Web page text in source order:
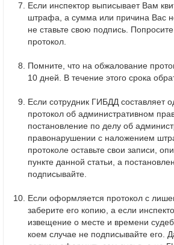
Если инспектор выписывает Вам
штрафа, а сумма или причина Вас
не ставьте свою подпись. Попросите
протокол.
Помните, что на обжалование
10 дней. В течение этого срока
Если сотрудник ГИБДД составляет
протокол об административном
постановление по делу об
правонарушении с наложением
протоколе оставьте свои записи,
пункте данной статьи, а
подписывайте.
Если оформляется протокол с
заберите его копию, а если
извещение о месте и времени
коем случае не подписывайте его.